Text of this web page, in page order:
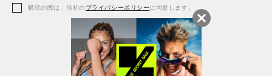
アクセサリー
シューズ
購読の際は、当社のプライバシーポリシーに同意します。